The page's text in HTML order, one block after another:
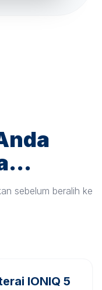
sebelum beralih ke
IONIQ 5